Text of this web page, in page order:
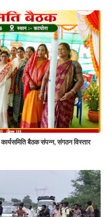
बैठक संपन्न, संगठन विस्तार